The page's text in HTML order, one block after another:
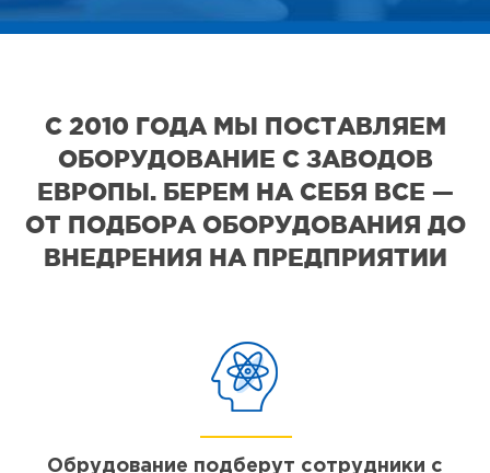
С 2010 ГОДА МЫ ПОСТАВЛЯЕМ
ОБОРУДОВАНИЕ С ЗАВОДОВ
ЕВРОПЫ. БЕРЕМ НА СЕБЯ ВСЕ —
ОТ ПОДБОРА ОБОРУДОВАНИЯ ДО
ВНЕДРЕНИЯ НА ПРЕДПРИЯТИИ
Обрудование подберут сотрудники с